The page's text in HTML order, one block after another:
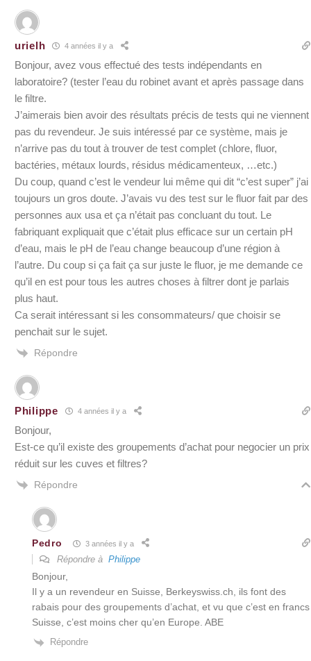
urielh 4 années il y a
Bonjour, avez vous effectué des tests indépendants en
laboratoire? (tester l’eau du robinet avant et après passage dans
le filtre.
J’aimerais bien avoir des résultats précis de tests qui ne viennent
pas du revendeur. Je suis intéressé par ce système, mais je
n’arrive pas du tout à trouver de test complet (chlore, fluor,
bactéries, métaux lourds, résidus médicamenteux, …etc.)
Du coup, quand c’est le vendeur lui même qui dit “c’est super” j’ai
toujours un gros doute. J’avais vu des test sur le fluor fait par des
personnes aux usa et ça n’était pas concluant du tout. Le
fabriquant expliquait que c’était plus efficace sur un certain pH
d’eau, mais le pH de l’eau change beaucoup d’une région à
l’autre. Du coup si ça fait ça sur juste le fluor, je me demande ce
qu’il en est pour tous les autres choses à filtrer dont je parlais
plus haut.
Ca serait intéressant si les consommateurs/ que choisir se
penchait sur le sujet.
Répondre
Philippe 4 années il y a
Bonjour,
Est-ce qu’il existe des groupements d’achat pour negocier un prix
réduit sur les cuves et filtres?
Répondre
Pedro 3 années il y a
Répondre à Philippe
Bonjour,
Il y a un revendeur en Suisse, Berkeyswiss.ch, ils font des
rabais pour des groupements d’achat, et vu que c’est en francs
Suisse, c’est moins cher qu’en Europe. ABE
Répondre